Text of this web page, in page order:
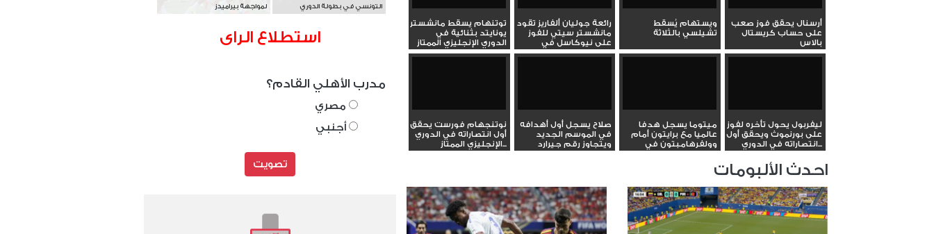
أرسنال يحقق فوز صعب
على حساب كريستال
بالاس
ويستهام يُسقط
تشيلسي بالثلاثة
رائعة جوليان ألفاريز تقود
مانشستر سيتي للفوز
على نيوكاسل في
الدوري...
توتنهام يسقط مانشستر
يونايتد بثنائية في
الدوري الإنجليزي الممتاز
ليفربول يحول تأخره لفوز
على بورنموث ويحقق أول
انتصاراته في الدوري...
ميتوما يسجل هدفا
عالميا مع برايتون أمام
وولفرهامبتون في
صلاح يسجل أول أهدافه
في الموسم الجديد
ويتجاوز رقم جيرارد
نوتنجهام فورست يحقق
أول انتصاراته في الدوري
الإنجليزي الممتاز...
احدث الألبومات
التونسي في بطولة الدوري لمواجهة بيراميدز
استطلاع الراى
مدرب الأهلي القادم؟
مصري
أجنبي
تصويت